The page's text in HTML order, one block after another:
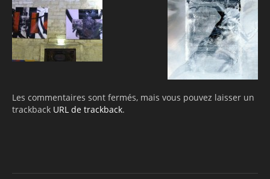
Les commentaires sont fermés, mais vous pouvez laisser un
trackback URL de trackback.